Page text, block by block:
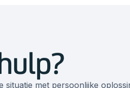
met persoonlijke